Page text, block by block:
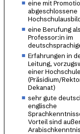
eine mit
abgeschlossene
eine Berufung als
Professor:in im
Erfahrungen in
Leitung,
einer
(Präsidium/
Dekanat)
sehr gute
englische
Vorteil sind